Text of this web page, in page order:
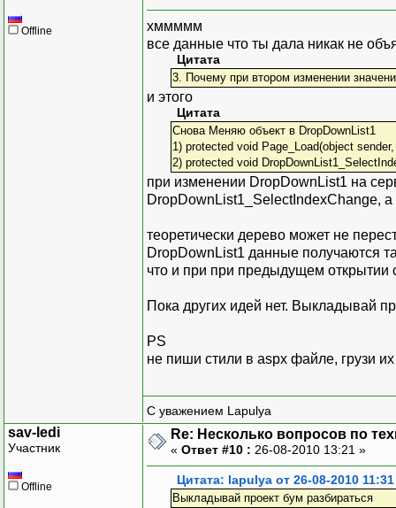
Offline
хммммм
все данные что ты дала никак не
Цитата
3. Почему при втором изменении
и этого
Цитата
Снова Меняю объект в DropDownList1
1) protected void Page_Load(object
2) protected void
при изменении DropDownList1 на
DropDownList1_SelectIndexChange,
теоретически дерево может не
DropDownList1 данные получаются
что и при при предыдущем открытии
Пока других идей нет. Выкладывай
PS
не пиши стили в aspx файле, грузи
С уважением Lapulya
sav-ledi
Участник
Offline
Re: Несколько вопросов по
« Ответ #10 : 26-08-2010 13:21 »
Цитата: lapulya от 26-08-2010 11:31
Выкладывай проект бум разбираться